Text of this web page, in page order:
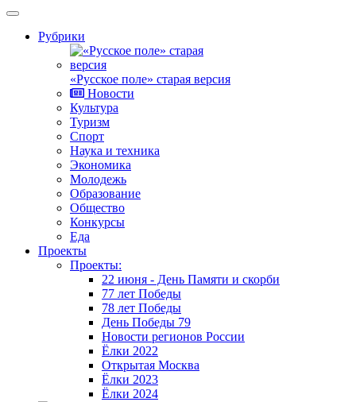
Рубрики
«Русское поле» старая версия
Новости
Культура
Туризм
Спорт
Наука и техника
Экономика
Молодежь
Образование
Общество
Конкурсы
Еда
Проекты
Проекты:
22 июня - День Памяти и скорби
77 лет Победы
78 лет Победы
День Победы 79
Новости регионов России
Ёлки 2022
Открытая Москва
Ёлки 2023
Ёлки 2024